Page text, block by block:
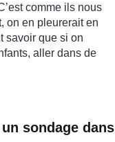
comme ils nous
on en pleurerait en
savoir que si on
aller dans de
sondage dans